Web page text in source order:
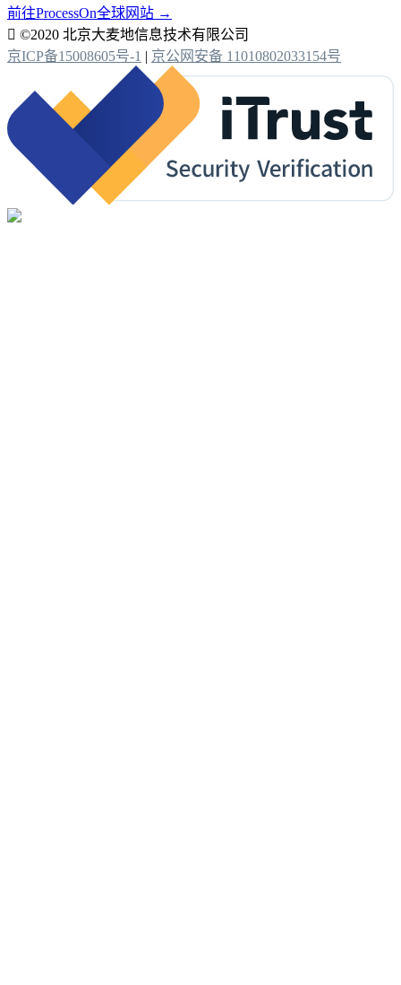
前往ProcessOn全球网站 →
 ©2020 北京大麦地信息技术有限公司
京ICP备15008605号-1 | 京公网安备 11010802033154号